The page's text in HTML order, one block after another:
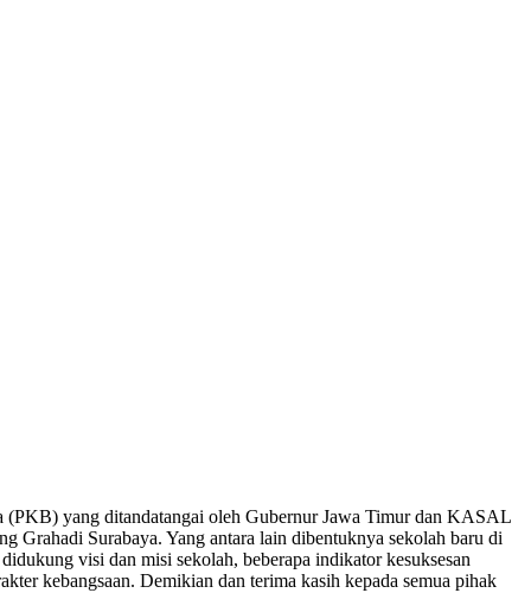
(PKB) yang ditandatangai oleh Gubernur Jawa Timur dan KASAL
Grahadi Surabaya. Yang antara lain dibentuknya sekolah baru di
visi dan misi sekolah, beberapa indikator kesuksesan
kebangsaan. Demikian dan terima kasih kepada semua pihak